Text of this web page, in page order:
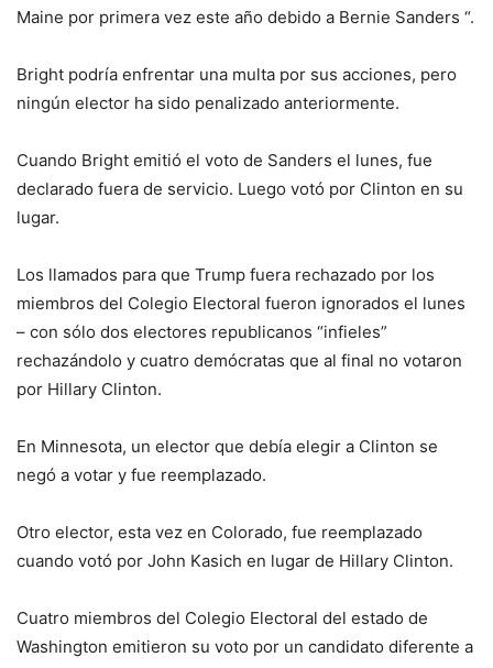
Maine por primera vez este año debido a Bernie Sanders “.
Bright podría enfrentar una multa por sus acciones, pero
ningún elector ha sido penalizado anteriormente.
Cuando Bright emitió el voto de Sanders el lunes, fue
declarado fuera de servicio. Luego votó por Clinton en su
lugar.
Los llamados para que Trump fuera rechazado por los
miembros del Colegio Electoral fueron ignorados el lunes
– con sólo dos electores republicanos “infieles”
rechazándolo y cuatro demócratas que al final no votaron
por Hillary Clinton.
En Minnesota, un elector que debía elegir a Clinton se
negó a votar y fue reemplazado.
Otro elector, esta vez en Colorado, fue reemplazado
cuando votó por John Kasich en lugar de Hillary Clinton.
Cuatro miembros del Colegio Electoral del estado de
Washington emitieron su voto por un candidato diferente a